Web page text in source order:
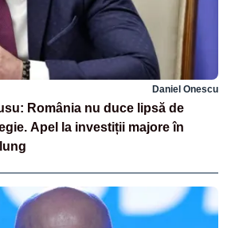
Daniel Onescu
România nu duce lipsă de
Apel la investiții majore în